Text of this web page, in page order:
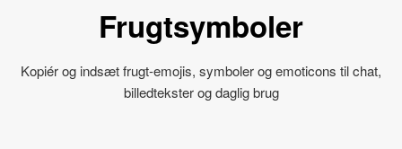
Frugtsymboler
Kopiér og indsæt frugt-emojis, symboler og emoticons til chat,
billedtekster og daglig brug